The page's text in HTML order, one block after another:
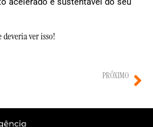
ver isso!
PRÓXIMO